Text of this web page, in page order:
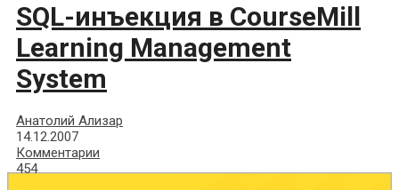
SQL-инъекция в CourseMill
Learning Management
System
Анатолий Ализар
14.12.2007
Комментарии
454